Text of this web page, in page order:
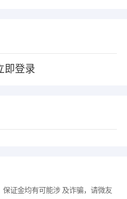
即登录
证金均有可能涉 及诈骗，请微友